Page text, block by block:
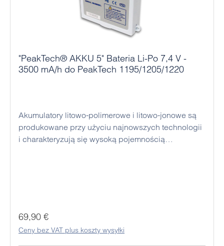
"PeakTech® AKKU 5" Bateria Li-Po 7,4 V -
3500 mA/h do PeakTech 1195/1205/1220
Akumulatory litowo-polimerowe i litowo-jonowe są
produkowane przy użyciu najnowszych technologii
i charakteryzują się wysoką pojemnością
Cena regularna:
69,90 €
Ceny bez VAT plus koszty wysyłki